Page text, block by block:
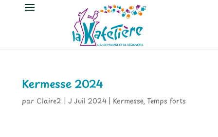
Kermesse 2024
par Claire2 | J Juil 2024| Kermesse, Temps forts